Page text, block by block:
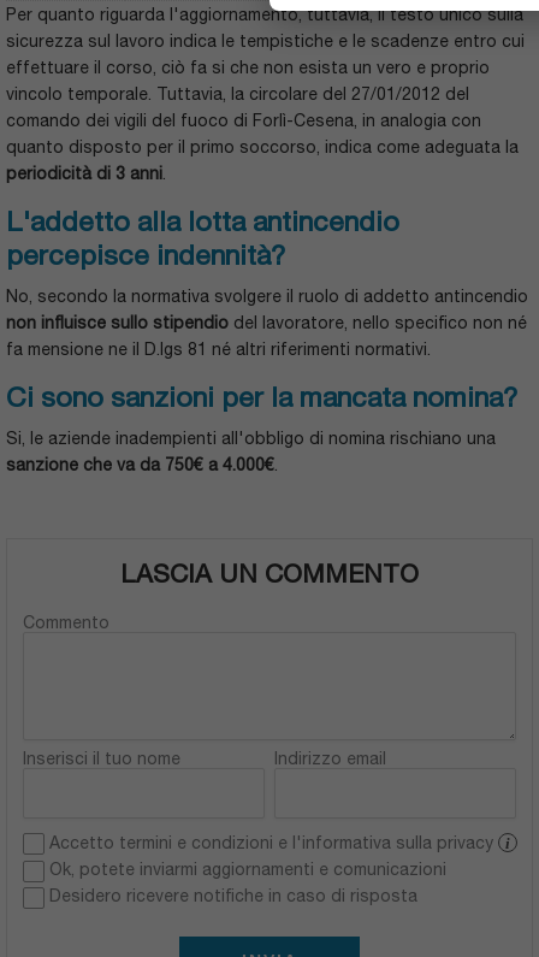
Per quanto riguarda l'aggiornamento, tuttavia, il testo unico sulla
sicurezza sul lavoro indica le tempistiche e le scadenze entro cui
effettuare il corso, ciò fa si che non esista un vero e proprio
vincolo temporale. Tuttavia, la circolare del 27/01/2012 del
comando dei vigili del fuoco di Forlì-Cesena, in analogia con
quanto disposto per il primo soccorso, indica come adeguata la
periodicità di 3 anni
L'addetto alla lotta antincendio
percepisce indennità?
No, secondo la normativa svolgere il ruolo di addetto antincendio
non influisce sullo stipendio del lavoratore, nello specifico non né
fa mensione ne il D.lgs 81 né altri riferimenti normativi.
Ci sono sanzioni per la mancata nomina?
Si, le aziende inadempienti all'obbligo di nomina rischiano una
sanzione che va da 750€ a 4.000€
LASCIA UN COMMENTO
Commento
Inserisci il tuo nome Indirizzo email
Accetto termini e condizioni e l'informativa sulla privacy i
Ok, potete inviarmi aggiornamenti e comunicazioni
Desidero ricevere notifiche in caso di risposta